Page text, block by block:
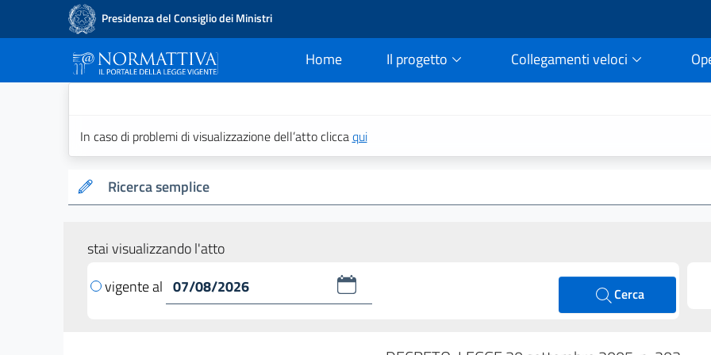
Presidenza del Consiglio dei Ministri
Home
current Il progetto Collegamenti veloci
In caso di problemi di visualizzazione dell’atto cliccaqui
Ricerca semplice
stai visualizzando l'atto
vigente al
Cerca